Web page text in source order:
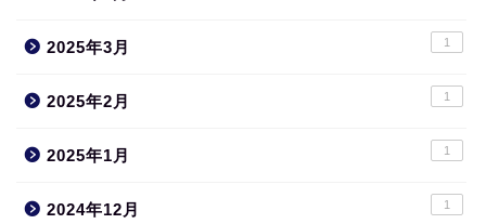
2025年3月 1
2025年2月 1
2025年1月 1
2024年12月 1